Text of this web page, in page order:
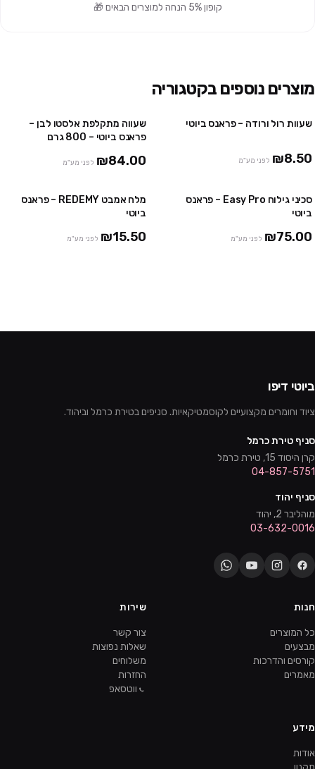
קופון 5% הנחה למוצרים הבאים 🎁
מוצרים נוספים בקטגוריה
שעוות רול ורודה – פראנס ביוטי
₪8.50 לפני מע"מ
2 יח' ב ₪159
שעווה מתקלפת אלסטו לבן –
פראנס ביוטי – 800 גרם
₪84.00 לפני מע"מ
סכיני גילוח Easy Pro – פראנס
ביוטי
₪75.00 לפני מע"מ
מלח אמבט REDEMY – פראנס
ביוטי
₪15.50 לפני מע"מ
ביוטי דיפו
ציוד וחומרים מקצועיים לקוסמטיקאיות. סניפים בטירת כרמל וביהוד.
סניף טירת כרמל
קרן היסוד 15, טירת כרמל
04-857-5751
סניף יהוד
מוהליבר 2, יהוד
03-632-0016
חנות
כל המוצרים
מבצעים
קורסים והדרכות
מאמרים
שירות
צור קשר
שאלות נפוצות
משלוחים
החזרות
ווטסאפ
מידע
אודות